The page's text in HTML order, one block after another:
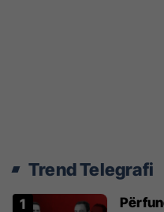
Trend Telegrafi